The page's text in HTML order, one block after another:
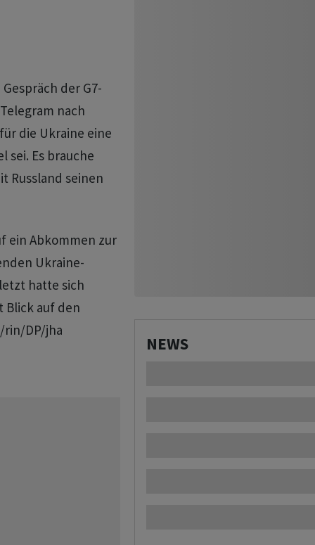
der G7-
nach
die Ukraine eine
sei. Es brauche
Russland seinen
ein Abkommen zur
Ukraine-
hatte sich
Blick auf den
rin/DP/jha
NEWS